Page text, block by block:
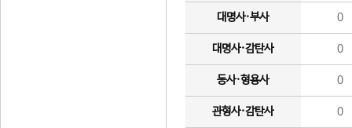
대명사·부사 0
대명사·감탄사 0
동사·형용사 0
관형사·감탄사 0